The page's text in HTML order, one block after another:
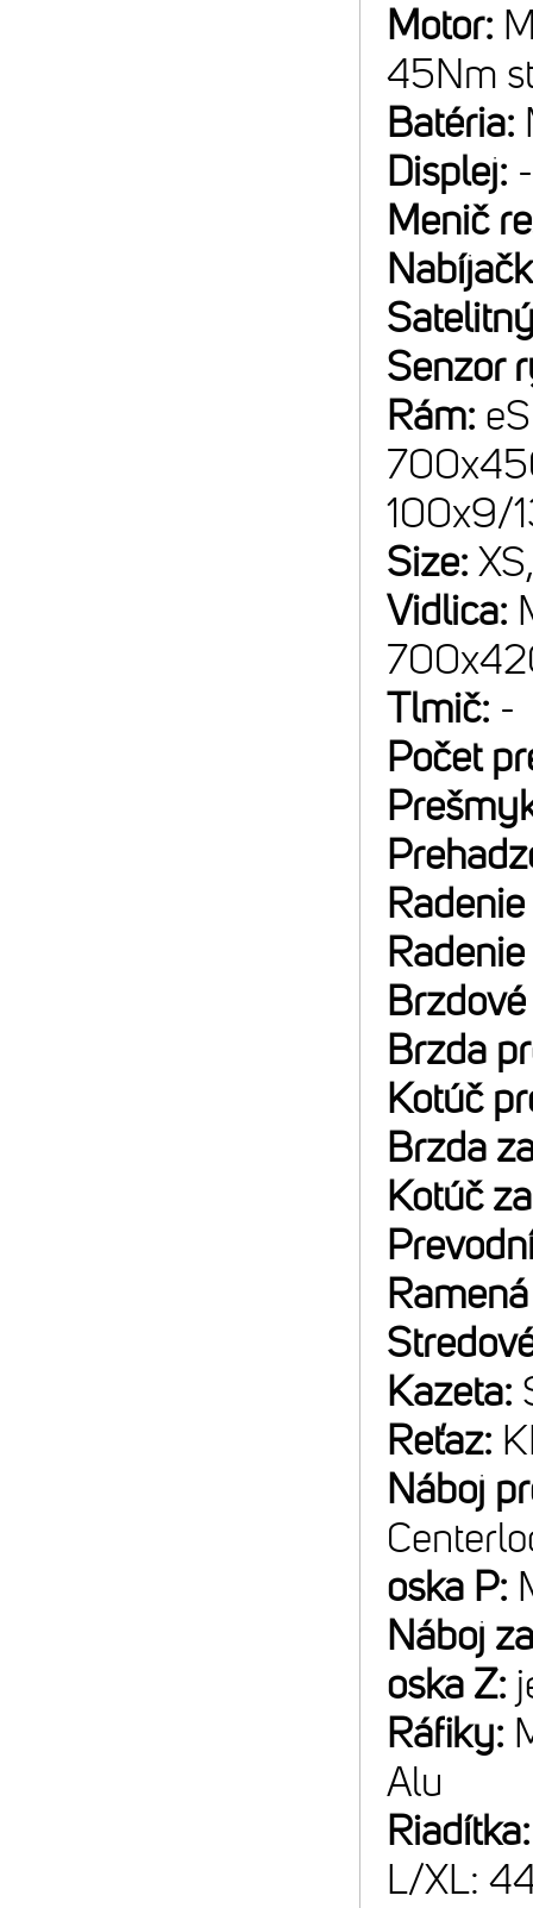
Motor:
45Nm
Batéria:
Displej: -
Menič
Senzor
Rám:
100x9/
Size:
Vidlica:
Tlmič: -
Počet
Brzda
Kotúč
Brzda
Kotúč
Kazeta:
Reťaz:
Náboj
oska P:
Náboj
oska Z:
Ráfiky:
Alu
L/XL: